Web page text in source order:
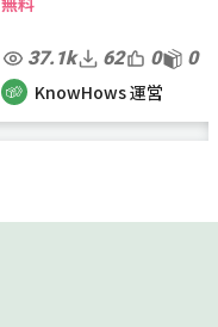
37.1k 62 0 0
KnowHows 運営